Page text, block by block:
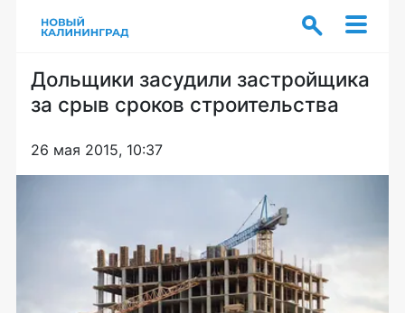
Дольщики засудили застройщика
за срыв сроков строительства
26 мая 2015, 10:37